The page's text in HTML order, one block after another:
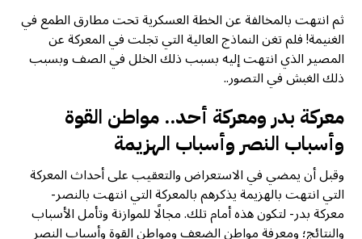
ثم انتهت بالمخالفة عن الخطة العسكرية تحت مطارق الطمع في
الغنيمة! فلم تغن النماذج العالية التي تجلت في المعركة عن
المصير الذي انتهت إليه بسبب ذلك الخلل في الصف وبسبب
ذلك الغبش في التصور..
معركة بدر ومعركة أحد.. مواطن القوة
وأسباب النصر وأسباب الهزيمة
وقبل أن يمضي في الاستعراض والتعقيب على أحداث المعركة
التي انتهت بالهزيمة يذكرهم بالمعركة التي انتهت بالنصر-
معركة بدر- لتكون هذه أمام تلك. مجالًا للموازنة وتأمل الأسباب